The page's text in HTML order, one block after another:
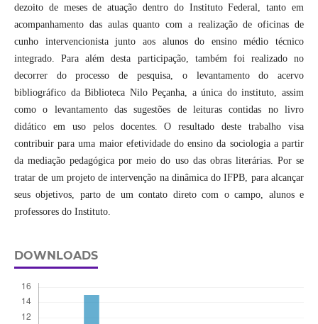
dezoito de meses de atuação dentro do Instituto Federal, tanto em
acompanhamento das aulas quanto com a realização de oficinas de
cunho intervencionista junto aos alunos do ensino médio técnico
integrado. Para além desta participação, também foi realizado no
decorrer do processo de pesquisa, o levantamento do acervo
bibliográfico da Biblioteca Nilo Peçanha, a única do instituto, assim
como o levantamento das sugestões de leituras contidas no livro
didático em uso pelos docentes. O resultado deste trabalho visa
contribuir para uma maior efetividade do ensino da sociologia a partir
da mediação pedagógica por meio do uso das obras literárias. Por se
tratar de um projeto de intervenção na dinâmica do IFPB, para alcançar
seus objetivos, parto de um contato direto com o campo, alunos e
professores do Instituto.
DOWNLOADS